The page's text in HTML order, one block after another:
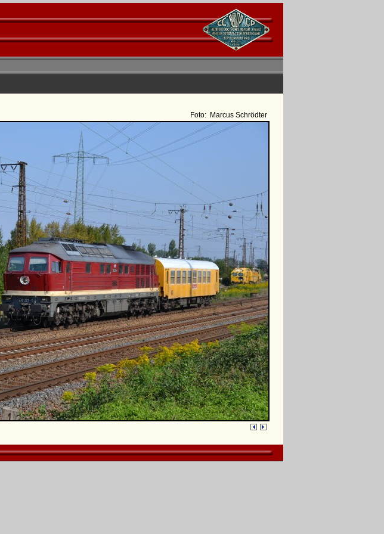
Foto: Marcus Schrödter